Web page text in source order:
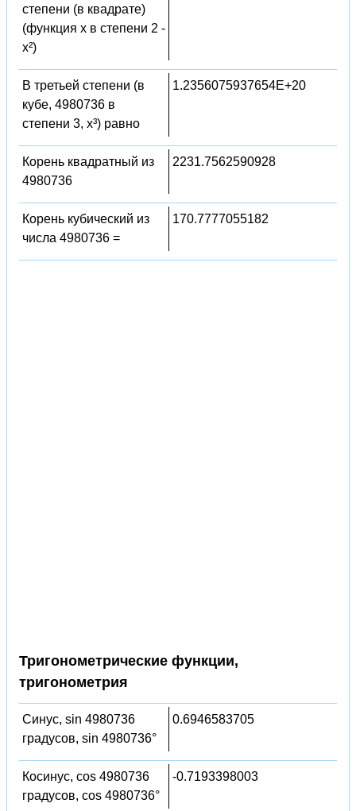
степени (в квадрате)
(функция x в степени 2 -
x²)
В третьей степени (в
кубе, 4980736 в
степени 3, x³) равно
1.2356075937654E+20
Корень квадратный из
4980736
2231.7562590928
Корень кубический из
числа 4980736 =
170.7777055182
Тригонометрические функции,
тригонометрия
Синус, sin 4980736
градусов, sin 4980736°
0.6946583705
Косинус, cos 4980736
градусов, cos 4980736°
-0.7193398003